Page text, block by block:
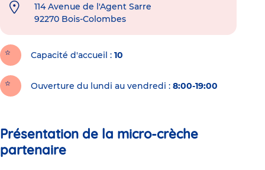
114 Avenue de l'Agent Sarre
92270 Bois-Colombes
Capacité d'accueil 10
Ouverture du lundi au vendredi : 8:00-19:00
Présentation de la micro-crèche
partenaire